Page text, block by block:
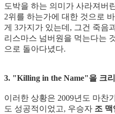
도박을 하는 의미가 사라져버
2위를 하는가에 대한 것으로
게 3가지가 있는데, 그건 죽음
리스마스 넘버원을 먹는다는
으로 돌아다녔다.
3. "Killing in the Name"을 크
이러한 상황은 2009년도 마찬
도 성공적이었고, 우승자 조